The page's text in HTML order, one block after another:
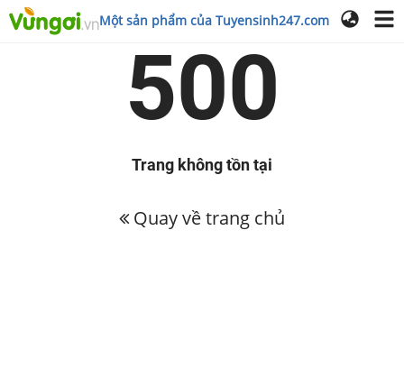
Một sản phẩm của Tuyensinh247.com
500
Trang không tồn tại
Quay về trang chủ